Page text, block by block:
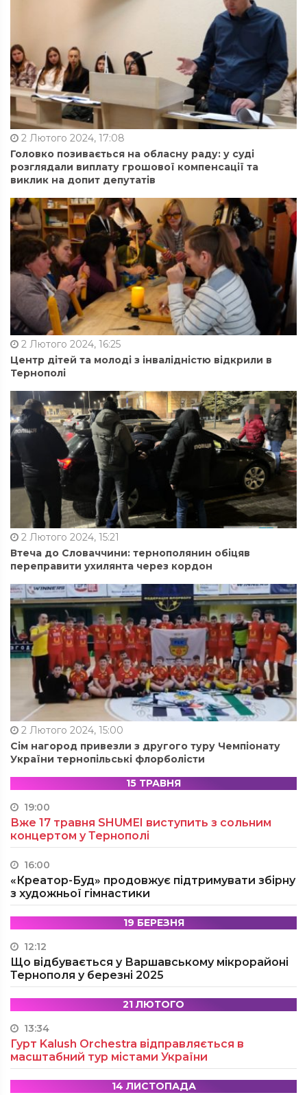
2 Лютого 2024, 17:08
Головко позивається на обласну раду: у суді
розглядали виплату грошової компенсації та
виклик на допит депутатів
2 Лютого 2024, 16:25
Центр дітей та молоді з інвалідністю відкрили в
Тернополі
2 Лютого 2024, 15:21
Втеча до Словаччини: тернополянин обіцяв
переправити ухилянта через кордон
2 Лютого 2024, 15:00
Сім нагород привезли з другого туру Чемпіонату
України тернопільські флорболісти
15 ТРАВНЯ
19:00
Вже 17 травня SHUMEI виступить з сольним
концертом у Тернополі
16:00
«Креатор-Буд» продовжує підтримувати збірну
з художньої гімнастики
19 БЕРЕЗНЯ
12:12
Що відбувається у Варшавському мікрорайоні
Тернополя у березні 2025
21 ЛЮТОГО
13:34
Гурт Kalush Orchestra відправляється в
масштабний тур містами України
14 ЛИСТОПАДА